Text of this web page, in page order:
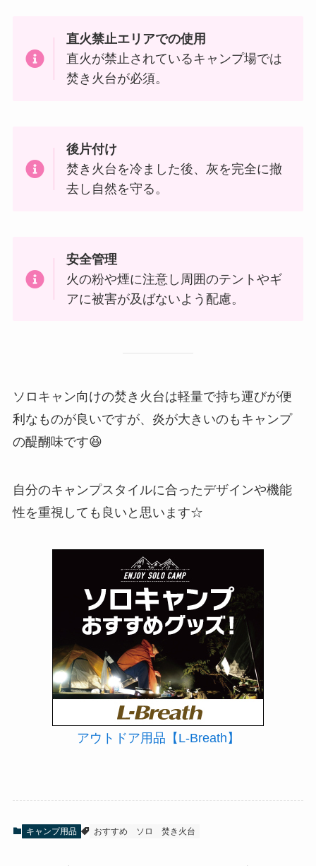
直火禁止エリアでの使用
直火が禁止されているキャンプ場では
焚き火台が必須。
後片付け
焚き火台を冷ました後、灰を完全に撤
去し自然を守る。
安全管理
火の粉や煙に注意し周囲のテントやギ
アに被害が及ばないよう配慮。
ソロキャン向けの焚き火台は軽量で持ち運びが便
利なものが良いですが、炎が大きいのもキャンプ
の醍醐味です😆
自分のキャンプスタイルに合ったデザインや機能
性を重視しても良いと思います☆
アウトドア用品【L-Breath】
キャンプ用品 おすすめ ソロ 焚き火台